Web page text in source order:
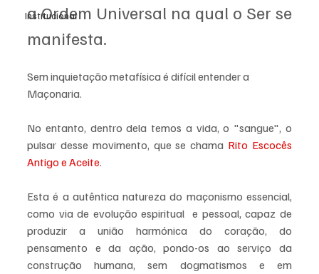
Institucional
a Ordem Universal na qual o Ser se
manifesta.
Sem inquietação metafísica é difícil entender a
Maçonaria.
No entanto, dentro dela temos a vida, o "sangue", o
pulsar desse movimento, que se chama Rito Escocês
Antigo e Aceite.
Esta é a autêntica natureza do maçonismo essencial,
como via de evolução espiritual  e pessoal, capaz de
produzir a união harmónica do coração, do
pensamento e da ação, pondo-os ao serviço da
construção humana, sem dogmatismos e em